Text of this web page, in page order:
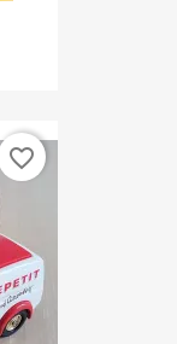
favorite_border